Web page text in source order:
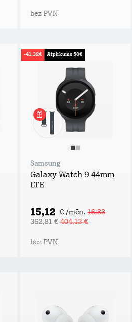
bez PVN
-41,32€ Atpirkums 50€
Samsung
Galaxy Watch 9 44mm
LTE
15,12 € /mēn. 16,83
362,81 € 404,13 €
bez PVN